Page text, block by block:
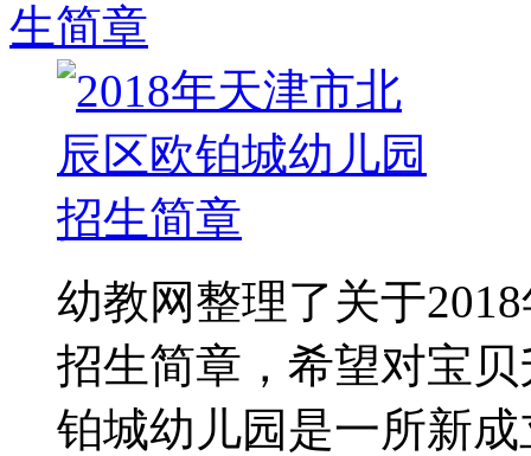
生简章
幼教网整理了关于
招生简章，希望对宝
铂城幼儿园是一所新